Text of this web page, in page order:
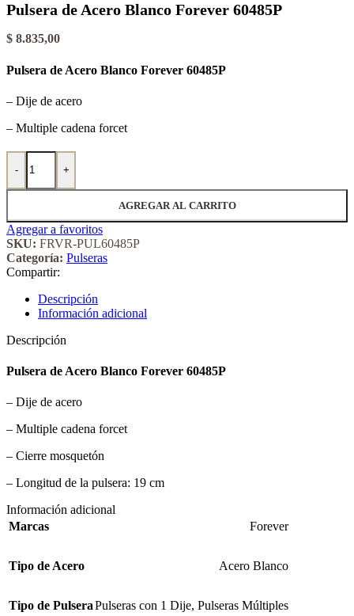
Pulsera de Acero Blanco Forever 60485P
$ 8.835,00
Pulsera de Acero Blanco Forever 60485P
– Dije de acero
– Multiple cadena forcet
-
Pulsera de Acero Blanco Forever 60485P cantidad
+
AGREGAR AL CARRITO
Agregar a favoritos
SKU: FRVR-PUL60485P
Categoría: Pulseras
Compartir:
Descripción
Información adicional
Descripción
Pulsera de Acero Blanco Forever 60485P
– Dije de acero
– Multiple cadena forcet
– Cierre mosquetón
– Longitud de la pulsera: 19 cm
Información adicional
Marcas
Forever
Tipo de Acero Acero Blanco
Tipo de PulseraPulseras con 1 Dije, Pulseras Múltiples